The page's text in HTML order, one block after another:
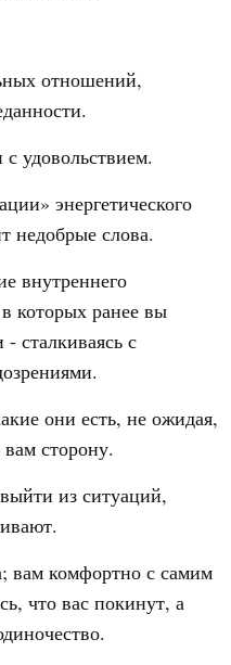
отношений,
удовольствием.
энергетического
недобрые слова.
внутреннего
которых ранее вы
сталкиваясь с
они есть, не ожидая,
сторону.
из ситуаций,
вам комфортно с самим
что вас покинут, а